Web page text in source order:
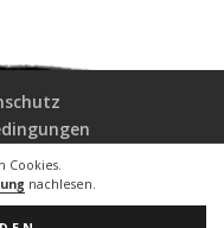
Cookies.
nachlesen.